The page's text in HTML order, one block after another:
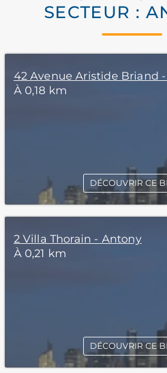
SECTEUR :
42 Avenue Aristide Briand
À 0,18 km
DÉCOUVRIR CE
2 Villa Thorain - Antony
À 0,21 km
DÉCOUVRIR CE